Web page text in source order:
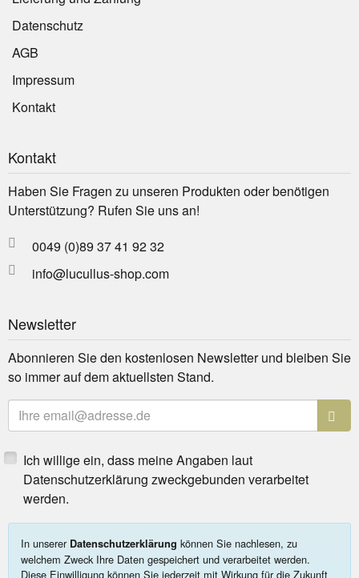
Datenschutz
AGB
Impressum
Kontakt
Kontakt
Haben Sie Fragen zu unseren Produkten oder benötigen
Unterstützung? Rufen Sie uns an!
0049 (0)89 37 41 92 32
info@lucullus-shop.com
Newsletter
Abonnieren Sie den kostenlosen Newsletter und bleiben Sie
so immer auf dem aktuellsten Stand.
E-Mailadresse
Ich willige ein, dass meine Angaben laut
Datenschutzerklärung zweckgebunden verarbeitet
werden.
In unserer Datenschutzerklärung können Sie nachlesen, zu
welchem Zweck Ihre Daten gespeichert und verarbeitet werden.
Diese Einwilligung können Sie jederzeit mit Wirkung für die Zukunft